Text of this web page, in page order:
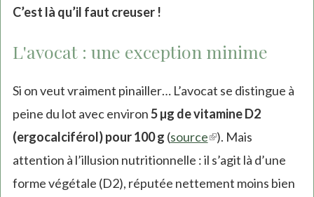
C’est là qu’il faut creuser !
L'avocat : une exception minime
Si on veut vraiment pinailler… L’avocat se distingue à
peine du lot avec environ5 µg de vitamine D2
(ergocalciférol) pour 100 g (source(link
is
external)
). Mais
attention à l’illusion nutritionnelle : il s’agit là d’une
forme végétale (D2), réputée nettement moins bien